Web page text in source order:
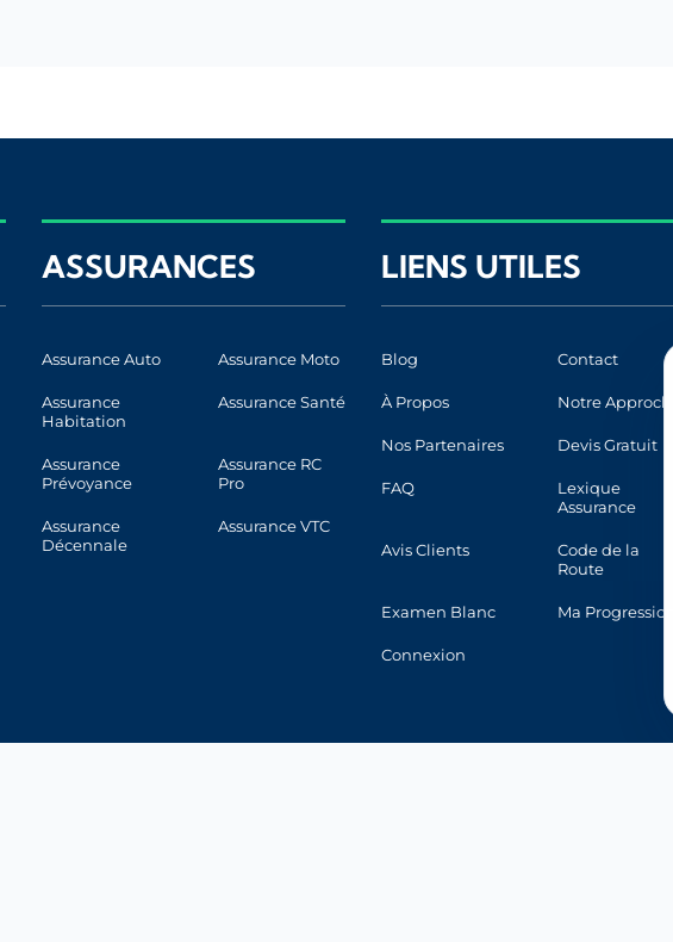
ASSURANCES
Assurance Auto Assurance Moto
Assurance
Habitation
Assurance Santé
Assurance
Prévoyance
Assurance RC
Pro
Assurance
Décennale
Assurance VTC
LIENS UTILES
Blog Contact
À Propos Notre Approche
Nos Partenaires Devis Gratuit
FAQ
Lexique
Assurance
Avis Clients
Code de la
Route
Examen Blanc Ma Progression
Connexion